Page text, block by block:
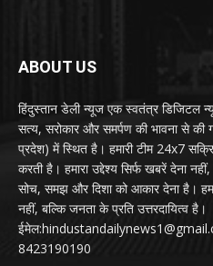
ABOUT US
हिंदुस्तान डेली न्यूज एक स्वतंत्र डिजिटल
सत्य, सरोकार और समर्पण की भावना से की
प्रदेश) में स्थित है। हमारी टीम 24x7
करती है। हमारा उद्देश्य सिर्फ खबरें देना
सोच, समझ और दिशा को आकार देना है।
नहीं, बल्कि जनता के प्रति उत्तरदायित्व है।
8423190190